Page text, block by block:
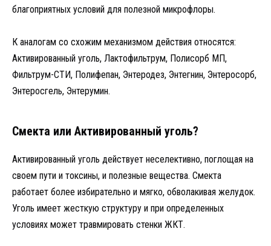
благоприятных условий для полезной микрофлоры.
К аналогам со схожим механизмом действия относятся:
Активированный уголь, Лактофильтрум, Полисорб МП,
Фильтрум-СТИ, Полифепан, Энтеродез, Энтегнин, Энтеросорб,
Энтеросгель, Энтерумин.
Смекта или Активированный уголь?
Активированный уголь действует неселективно, поглощая на
своем пути и токсины, и полезные вещества. Смекта
работает более избирательно и мягко, обволакивая желудок.
Уголь имеет жесткую структуру и при определенных
условиях может травмировать стенки ЖКТ.